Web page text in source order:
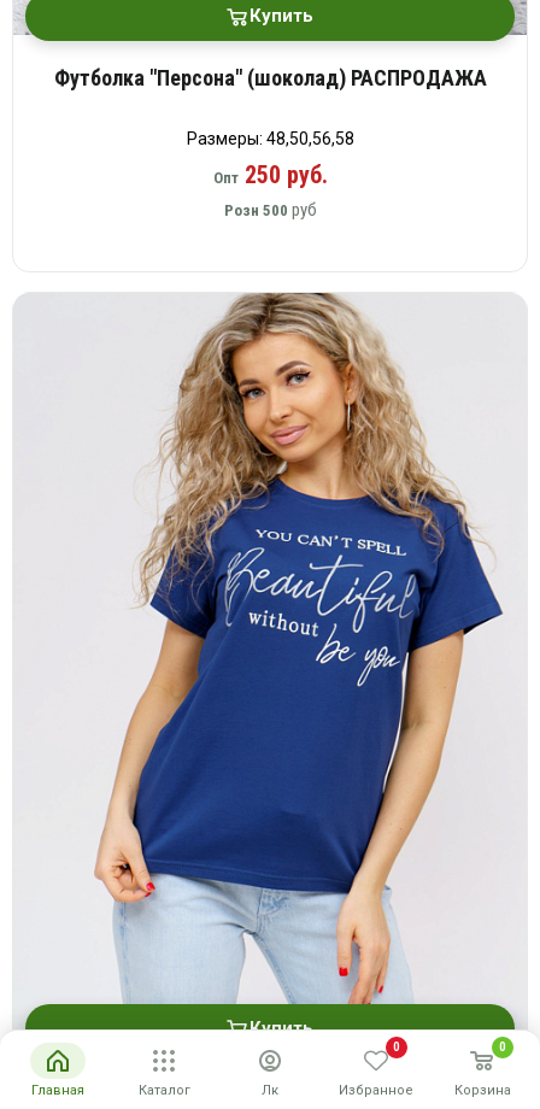
Купить
Футболка "Персона" (шоколад) РАСПРОДАЖА
Размеры: 48,50,56,58
Опт250 руб.
Розн 500 руб
Купить
Футболка женская "Бьютифул" (индиго)
Главная Каталог Лк
0
Избранное
0
Корзина